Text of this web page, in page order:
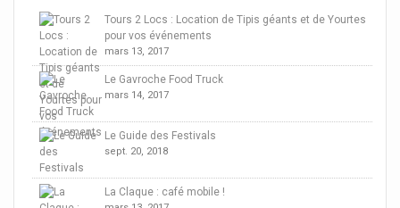
Tours 2 Locs : Location de Tipis géants et de Yourtes
pour vos événements
mars 13, 2017
Le Gavroche Food Truck
mars 14, 2017
Le Guide des Festivals
sept. 20, 2018
La Claque : café mobile !